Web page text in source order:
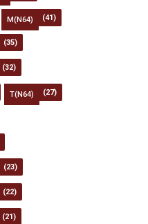
M(N64) (41)
(35)
(32)
T(N64) (27)
(23)
(22)
(21)